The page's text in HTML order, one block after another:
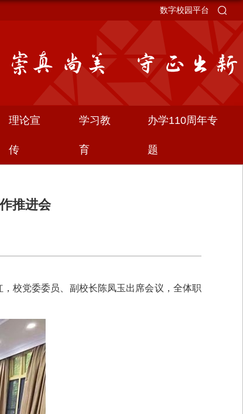
数字校园平台
理论宣
传
学习教
育
办学110周年专
题
推进会
校党委委员、副校长陈凤玉出席会议，全体职